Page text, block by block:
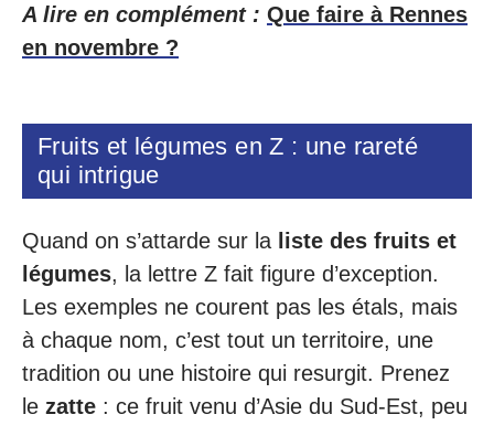
A lire en complément : Que faire à Rennes
en novembre ?
Fruits et légumes en Z : une rareté
qui intrigue
Quand on s’attarde sur la liste des fruits et
légumes, la lettre Z fait figure d’exception.
Les exemples ne courent pas les étals, mais
à chaque nom, c’est tout un territoire, une
tradition ou une histoire qui resurgit. Prenez
le zatte : ce fruit venu d’Asie du Sud-Est, peu